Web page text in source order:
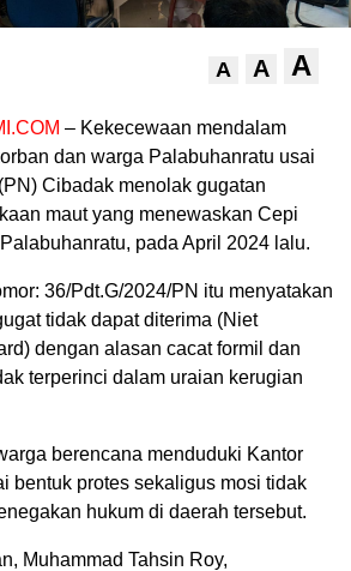
A A A
– Kekecewaan mendalam
dan warga Palabuhanratu usai
Cibadak menolak gugatan
maut yang menewaskan Cepi
pada April 2024 lalu.
36/Pdt.G/2024/PN itu menyatakan
tidak dapat diterima (Niet
dengan alasan cacat formil dan
terperinci dalam uraian kerugian
berencana menduduki Kantor
bentuk protes sekaligus mosi tidak
hukum di daerah tersebut.
Muhammad Tahsin Roy,